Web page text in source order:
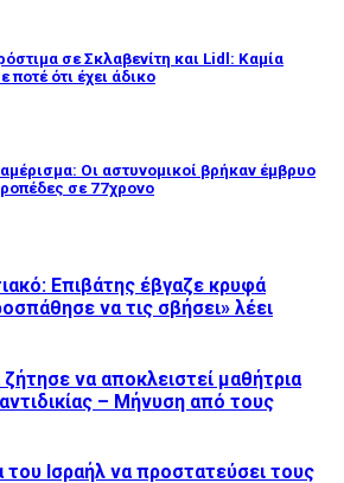
σε Σκλαβενίτη και Lidl: Καμία
ποτέ ότι έχει άδικο
Οι αστυνομικοί βρήκαν έμβρυο
σε 77χρονο
Επιβάτης έβγαζε κρυφά
να τις σβήσει» λέει
να αποκλειστεί μαθήτρια
– Μήνυση από τους
του Ισραήλ να προστατεύσει τους